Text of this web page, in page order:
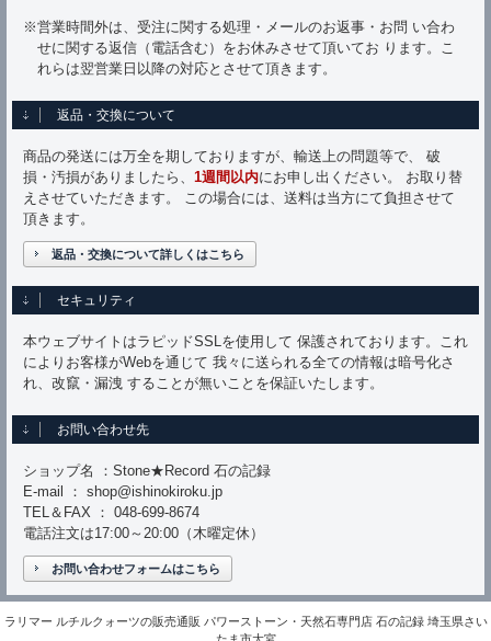
※営業時間外は、受注に関する処理・メールのお返事・お問 い合わ
せに関する返信（電話含む）をお休みさせて頂いてお ります。こ
れらは翌営業日以降の対応とさせて頂きます。
返品・交換について
商品の発送には万全を期しておりますが、輸送上の問題等で、 破
損・汚損がありましたら、 1週間以内にお申し出ください。 お取り替
えさせていただきます。 この場合には、送料は当方にて負担させて
頂きます。
返品・交換について詳しくはこちら
セキュリティ
本ウェブサイトはラピッドSSLを使用して 保護されております。これ
によりお客様がWebを通じて 我々に送られる全ての情報は暗号化さ
れ、改竄・漏洩 することが無いことを保証いたします。
お問い合わせ先
ショップ名 ：Stone★Record 石の記録
E-mail ： shop@ishinokiroku.jp
TEL＆FAX ： 048-699-8674
電話注文は17:00～20:00（木曜定休）
お問い合わせフォームはこちら
ラリマー ルチルクォーツの販売通販 パワーストーン・天然石専門店 石の記録 埼玉県さい